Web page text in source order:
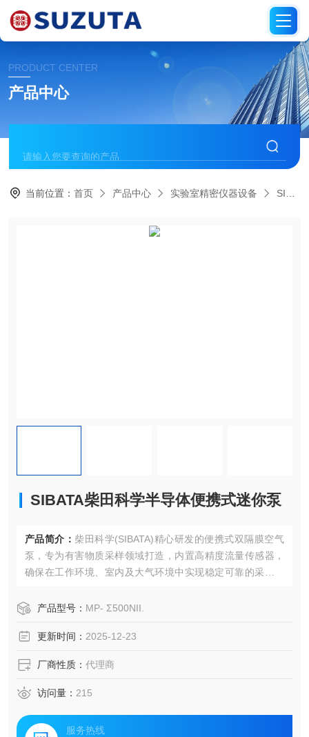
PRODUCT CENTER
产品中心
当前位置：首页 产品中心 实验室精密仪器设备 SIBATA柴田科学
SIBATA柴田科学半导体便携式迷你泵
产品简介： 柴田科学(SIBATA)精心研发的便携式双隔膜空气
泵，专为有害物质采样领域打造，内置高精度流量传感器，
确保在工作环境、室内及大气环境中实现稳定可靠的采样。
减，从而保证采样数据的准确性和一致性，适用于多种复杂
产品型号： MP- Σ500NII.
更新时间： 2025-12-23
厂商性质： 代理商
访问量： 215
服务热线